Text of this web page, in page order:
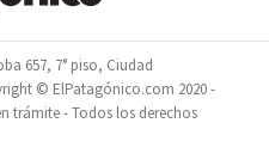
657, 7° piso, Ciudad
© ElPatagónico.com 2020 -
trámite - Todos los derechos